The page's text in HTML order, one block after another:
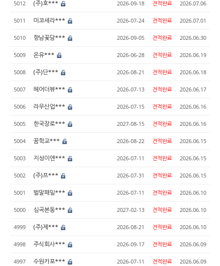
5012 (주)호*** 2026-09-18 견적완료 2026.07.06
5011 미코세라*** 2026-07-24 견적완료 2026.07.01
5010 향남꽃담*** 2026-09-05 견적완료 2026.06.30
5009 온유*** 2026-06-28 견적완료 2026.06.19
5008 (주)단*** 2026-08-21 견적완료 2026.06.18
5007 헤어더뷰*** 2026-07-13 견적완료 2026.06.17
5006 라우산업*** 2026-07-15 견적완료 2026.06.16
5005 한국장로*** 2027-08-15 견적완료 2026.06.16
5004 꿈학교*** 2026-08-22 견적완료 2026.06.15
5003 지성이앤*** 2026-07-11 견적완료 2026.06.15
5002 (주)프*** 2026-07-31 견적완료 2026.06.15
5001 벌말패밀*** 2026-07-11 견적완료 2026.06.10
5000 심곡본동*** 2027-02-13 견적완료 2026.06.10
4999 (주)제*** 2026-08-21 견적완료 2026.06.10
4998 주식회사*** 2026-09-17 견적완료 2026.06.09
4997 수원카포*** 2026-07-11 견적완료 2026.06.09